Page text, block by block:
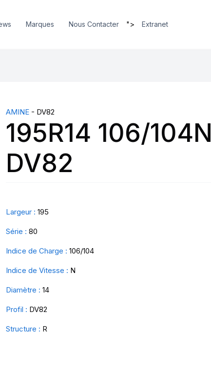
Marques Nous Contacter "> Extranet
AMINE - DV82
195R14 106/104N
DV82
Largeur : 195
Série : 80
Indice de Charge : 106/104
Indice de Vitesse : N
Diamètre : 14
Profil : DV82
Structure : R